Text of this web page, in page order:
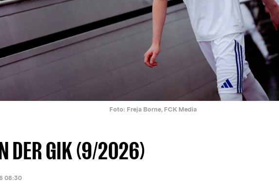
Foto: Freja Borne, FCK Media
DER GIK (9/2026)
08:30